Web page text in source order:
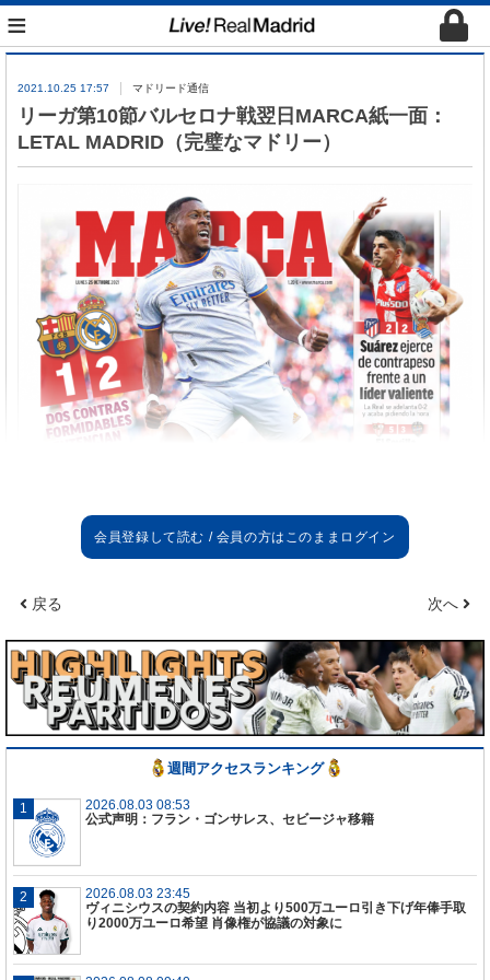
≡
2021.10.25 17:57 マドリード通信
リーガ第10節バルセロナ戦翌日MARCA紙一面：
LETAL MADRID（完璧なマドリー）
戻る 次へ
週間アクセスランキング
2026.08.03 08:53
公式声明：フラン・ゴンサレス、セビージャ移籍
2026.08.03 23:45
ヴィニシウスの契約内容 当初より500万ユーロ引き下げ年俸手取
り2000万ユーロ希望 肖像権が協議の対象に